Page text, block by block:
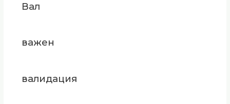
Вал
важен
валидация